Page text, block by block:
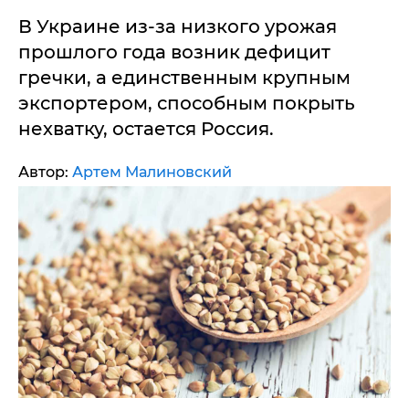
В Украине из-за низкого урожая
прошлого года возник дефицит
гречки, а единственным крупным
экспортером, способным покрыть
нехватку, остается Россия.
Автор: Артем Малиновский